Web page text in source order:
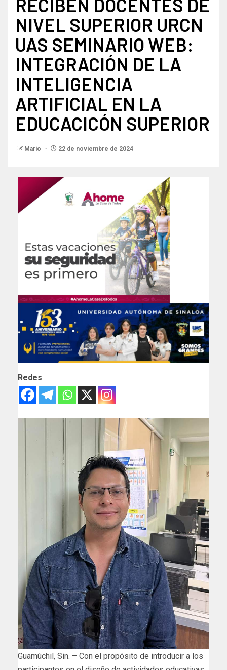
RECIBEN DOCENTES DE
NIVEL SUPERIOR URCN
UAS SEMINARIO WEB:
INTEGRACIÓN DE LA
INTELIGENCIA
ARTIFICIAL EN LA
EDUCACICÓN SUPERIOR
Mario 22 de noviembre de 2024
Redes
Guamúchil, Sin. – Con el propósito de introducir a los